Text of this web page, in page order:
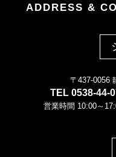
ADDRESS &
〒437-0056
TEL 0538-44-
営業時間 10:00～